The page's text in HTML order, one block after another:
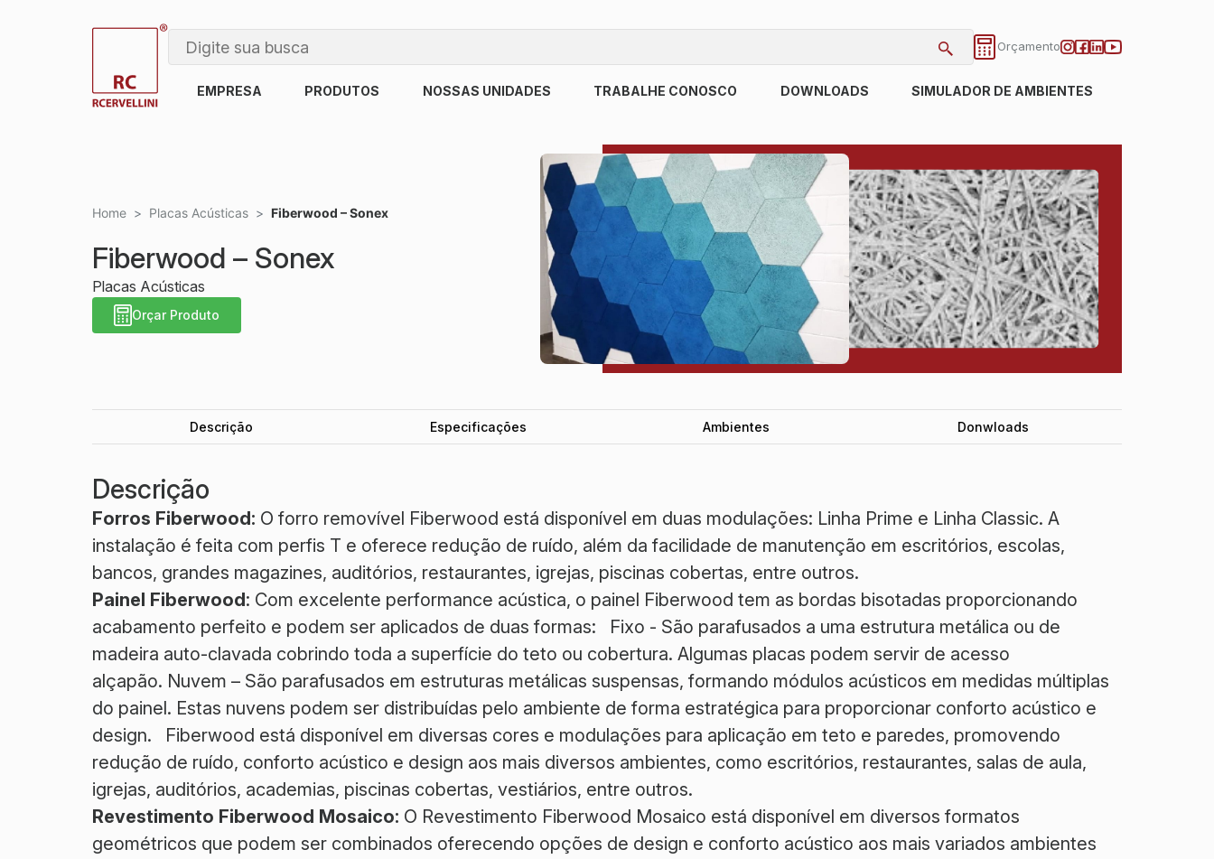
Orçamento
EMPRESA PRODUTOS NOSSAS UNIDADES TRABALHE CONOSCO DOWNLOADS SIMULADOR DE AMBIENTES
Home > Placas Acústicas > Fiberwood – Sonex
Fiberwood – Sonex
Placas Acústicas
Orçar Produto
Descrição Especificações Ambientes Donwloads
Descrição
Forros Fiberwood: O forro removível Fiberwood está disponível em duas modulações: Linha Prime e Linha Classic. A
instalação é feita com perfis T e oferece redução de ruído, além da facilidade de manutenção em escritórios, escolas,
bancos, grandes magazines, auditórios, restaurantes, igrejas, piscinas cobertas, entre outros.
Painel Fiberwood : Com excelente performance acústica, o painel Fiberwood tem as bordas bisotadas proporcionando
acabamento perfeito e podem ser aplicados de duas formas: Fixo - São parafusados a uma estrutura metálica ou de
madeira auto-clavada cobrindo toda a superfície do teto ou cobertura. Algumas placas podem servir de acesso
alçapão. Nuvem – São parafusados em estruturas metálicas suspensas, formando módulos acústicos em medidas múltiplas
do painel. Estas nuvens podem ser distribuídas pelo ambiente de forma estratégica para proporcionar conforto acústico e
design. Fiberwood está disponível em diversas cores e modulações para aplicação em teto e paredes, promovendo
redução de ruído, conforto acústico e design aos mais diversos ambientes, como escritórios, restaurantes, salas de aula,
igrejas, auditórios, academias, piscinas cobertas, vestiários, entre outros.
Revestimento Fiberwood Mosaico: O Revestimento Fiberwood Mosaico está disponível em diversos formatos
geométricos que podem ser combinados oferecendo opções de design e conforto acústico aos mais variados ambientes